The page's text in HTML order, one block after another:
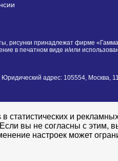
рисунки принадлежат фирме
в печатном виде и/или
адрес: 105554, Москва,
и
вы не согласны с этим,
настроек может